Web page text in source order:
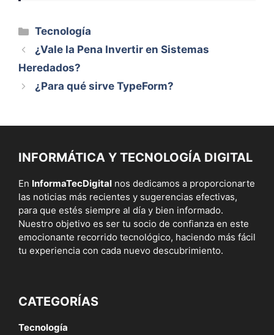
Categorías
Tecnología
¿Vale la Pena Invertir en Sistemas
Heredados?
¿Para qué sirve TypeForm?
INFORMÁTICA Y TECNOLOGÍA DIGITAL
En InformaTecDigital nos dedicamos a proporcionarte
las noticias más recientes y sugerencias efectivas,
para que estés siempre al día y bien informado.
Nuestro objetivo es ser tu socio de confianza en este
emocionante recorrido tecnológico, haciendo más fácil
tu experiencia con cada nuevo descubrimiento.
CATEGORÍAS
Tecnología